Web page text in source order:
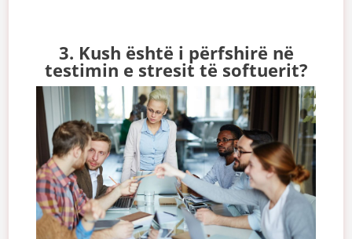
3. Kush është i përfshirë në
testimin e stresit të softuerit?